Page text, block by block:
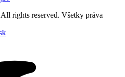
rights reserved. Všetky práva